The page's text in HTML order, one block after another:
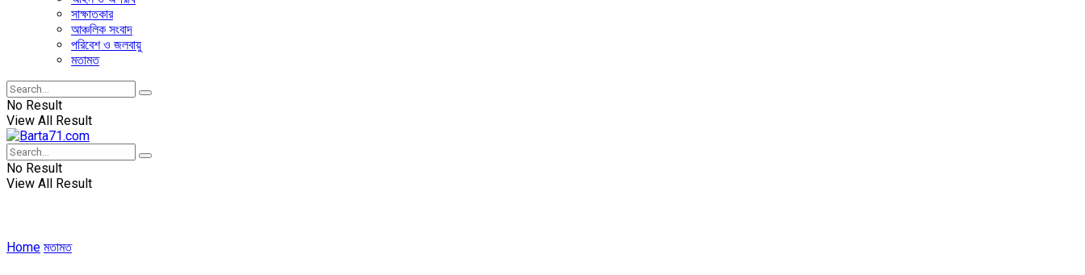
সাক্ষাতকার
আঞ্চলিক সংবাদ
পরিবেশ ও জলবায়ু
মতামত
No Result
View All Result
No Result
View All Result
Home মতামত